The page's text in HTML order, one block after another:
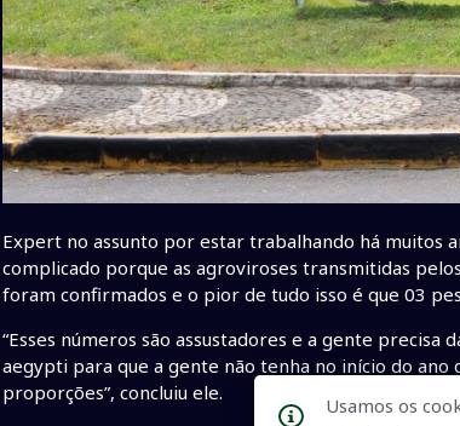
Expert no assunto por estar trabalhando há muitos
complicado porque as agroviroses transmitidas
foram confirmados e o pior de tudo isso é que 03
“Esses números são assustadores e a gente
aegypti para que a gente não tenha no início do
proporções”, concluiu ele.
Usamos os